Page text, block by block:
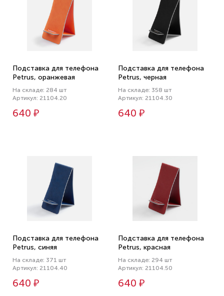
Подставка для телефона
Petrus, оранжевая
На складе: 284 шт
Артикул: 21104.20
640 ₽
Подставка для телефона
Petrus, черная
На складе: 358 шт
Артикул: 21104.30
640 ₽
Подставка для телефона
Petrus, синяя
На складе: 371 шт
Артикул: 21104.40
640 ₽
Подставка для телефона
Petrus, красная
На складе: 294 шт
Артикул: 21104.50
640 ₽